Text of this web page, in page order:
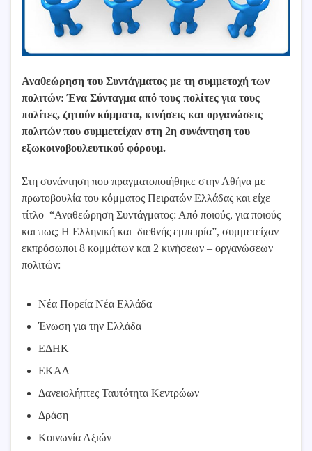
Αναθεώρηση του Συντάγματος με τη συμμετοχή των
πολιτών: Ένα Σύνταγμα από τους πολίτες για τους
πολίτες, ζητούν κόμματα, κινήσεις και οργανώσεις
πολιτών που συμμετείχαν στη 2η συνάντηση του
εξωκοινοβουλευτικού φόρουμ.
Στη συνάντηση που πραγματοποιήθηκε στην Αθήνα με
πρωτοβουλία του κόμματος Πειρατών Ελλάδας και είχε
τίτλο “Αναθεώρηση Συντάγματος: Από ποιούς, για ποιούς
και πως; Η Ελληνική και διεθνής εμπειρία”, συμμετείχαν
εκπρόσωποι 8 κομμάτων και 2 κινήσεων – οργανώσεων
πολιτών:
Νέα Πορεία Νέα Ελλάδα
Ένωση για την Ελλάδα
ΕΔΗΚ
ΕΚΑΔ
Δανειολήπτες Ταυτότητα Κεντρώων
Δράση
Κοινωνία Αξιών